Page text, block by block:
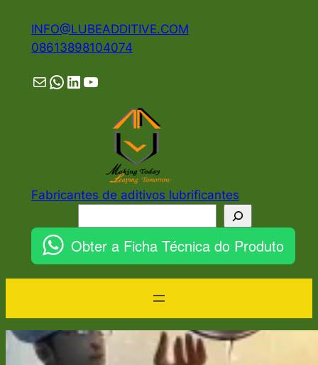
INFO@LUBEADDITIVE.COM
08613898104074
MailWhatsApp
LinkedIn
YouTube
Fabricantes de aditivos lubrificantes
Obter a Ficha Técnica do Produto